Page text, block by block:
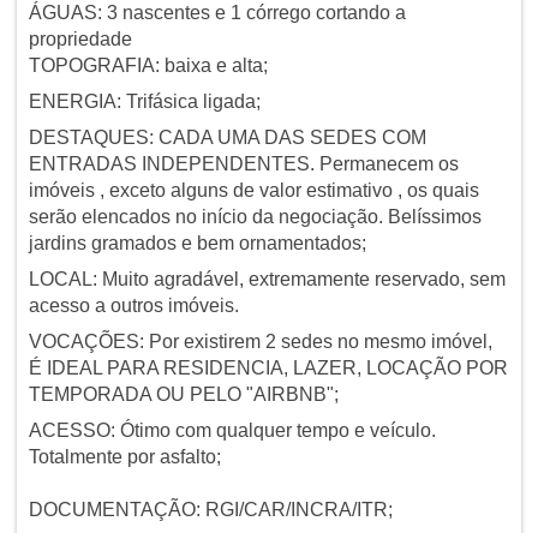
ÁGUAS: 3 nascentes e 1 córrego cortando a
propriedade
TOPOGRAFIA: baixa e alta;
ENERGIA: Trifásica ligada;
DESTAQUES: CADA UMA DAS SEDES COM
ENTRADAS INDEPENDENTES. Permanecem os
imóveis , exceto alguns de valor estimativo , os quais
serão elencados no início da negociação. Belíssimos
jardins gramados e bem ornamentados;
LOCAL: Muito agradável, extremamente reservado, sem
acesso a outros imóveis.
VOCAÇÕES: Por existirem 2 sedes no mesmo imóvel,
É IDEAL PARA RESIDENCIA, LAZER, LOCAÇÃO POR
TEMPORADA OU PELO "AIRBNB";
ACESSO: Ótimo com qualquer tempo e veículo.
Totalmente por asfalto;
DOCUMENTAÇÃO: RGI/CAR/INCRA/ITR;